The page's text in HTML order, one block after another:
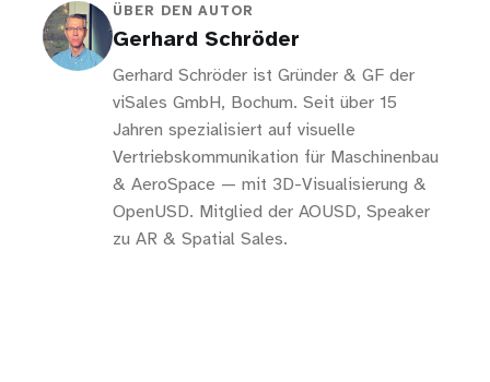
ÜBER DEN AUTOR
Gerhard Schröder
Gerhard Schröder ist Gründer & GF der
viSales GmbH, Bochum. Seit über 15
Jahren spezialisiert auf visuelle
Vertriebskommunikation für Maschinenbau
& AeroSpace — mit 3D-Visualisierung &
OpenUSD. Mitglied der AOUSD, Speaker
zu AR & Spatial Sales.